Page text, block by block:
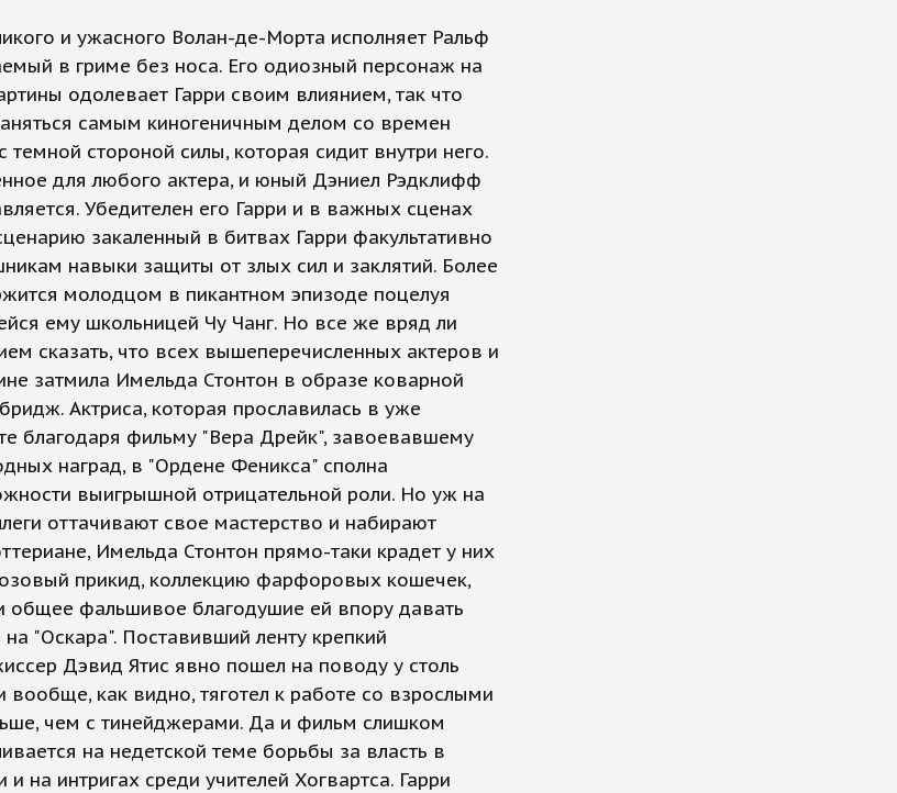
и ужасного Волан-де-Морта исполняет Ральф
в гриме без носа. Его одиозный персонаж на
одолевает Гарри своим влиянием, так что
самым киногеничным делом со времен
стороной силы, которая сидит внутри него.
для любого актера, и юный Дэниел Рэдклифф
Убедителен его Гарри и в важных сценах
закаленный в битвах Гарри факультативно
навыки защиты от злых сил и заклятий. Более
молодцом в пикантном эпизоде поцелуя
ему школьницей Чу Чанг. Но все же вряд ли
сказать, что всех вышеперечисленных актеров и
затмила Имельда Стонтон в образе коварной
Актриса, которая прославилась в уже
благодаря фильму "Вера Дрейк", завоевавшему
наград, в "Ордене Феникса" сполна
выигрышной отрицательной роли. Но уж на
оттачивают свое мастерство и набирают
Имельда Стонтон прямо-таки крадет у них
прикид, коллекцию фарфоровых кошечек,
общее фальшивое благодушие ей впору давать
"Оскара". Поставивший ленту крепкий
Дэвид Ятис явно пошел на поводу у столь
вообще, как видно, тяготел к работе со взрослыми
чем с тинейджерами. Да и фильм слишком
на недетской теме борьбы за власть в
и на интригах среди учителей Хогвартса. Гарри